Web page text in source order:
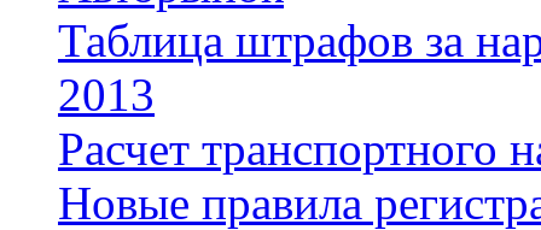
Таблица штрафов за
2013
Расчет транспортного
Новые правила